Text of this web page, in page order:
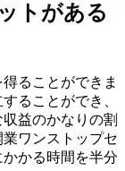
トがある
ることができま
ることができ、
益のかなりの割
ワンストップセ
かる時間を半分